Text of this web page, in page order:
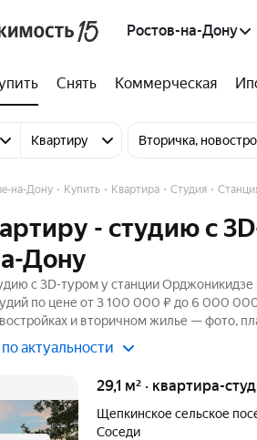
Ростов-на-Дону
Снять Коммерческая
Квартиру Вторичка,
на-Дону Купить Квартира Студия
- студию c
Дону
c 3D-туром у станции
по цене от 3 100 000 ₽ до 6 000
и вторичном жилье — фото,
по актуальности
29,1 м² · квартира-
Щепкинское сельское
Соседи